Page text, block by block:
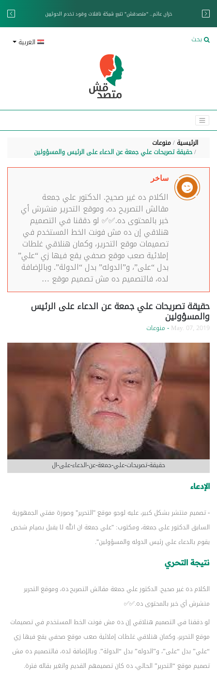
خزان عائم.. "متصدقش" تتبع شبكة ناقلات وقود تخدم الحوثيين
بحث العربية
الرئيسية منوعات
حقيقة تصريحات علي جمعة عن الدعاء على الرئيس والمسؤولين
ساخر
الكلام ده غير صحيح. الدكتور علي جمعة
مقالش التصريح ده، وموقع التحرير منشرش أي
خبر بالمحتوى ده.✅✅ لو دققنا في التصميم
هنلاقي إن ده مش فونت الخط المستخدم في
تصميمات موقع التحرير، وكمان هنلاقي غلطات
إملائية صعب موقع صحفي يقع فيها زي “علي”
بدل “على”، و”الدوله” بدل “الدولة”. وبالإضافة
لده، فالتصميم ده مش تصميم موقع …
حقيقة تصريحات علي جمعة عن الدعاء على الرئيس
والمسؤولين
May. 07, 2019 - منوعات
حقيقة-تصريحات-علي-جمعة-عن-الدعاء-على-ال
الإدعاء
- تصميم منتشر بشكل كبير، عليه لوجو موقع "التحرير" وصورة مفتي الجمهورية
السابق الدكتور علي جمعة، ومكتوب: "علي جمعة ان الله لا يقبل بصيام شخص
يقوم بالدعاء علي رئيس الدوله والمسؤولين".
نتيجة التحري
الكلام ده غير صحيح. الدكتور علي جمعة مقالش التصريح ده، وموقع التحرير
منشرش أي خبر بالمحتوى ده.✅✅
لو دققنا في التصميم هنلاقي إن ده مش فونت الخط المستخدم في تصميمات
موقع التحرير، وكمان هنلاقي غلطات إملائية صعب موقع صحفي يقع فيها زي
“علي” بدل “على”، و”الدوله” بدل “الدولة”. وبالإضافة لده، فالتصميم ده مش
تصميم موقع “التحرير” الحالي، ده كان تصميمهم القديم واتغير بقاله فترة.